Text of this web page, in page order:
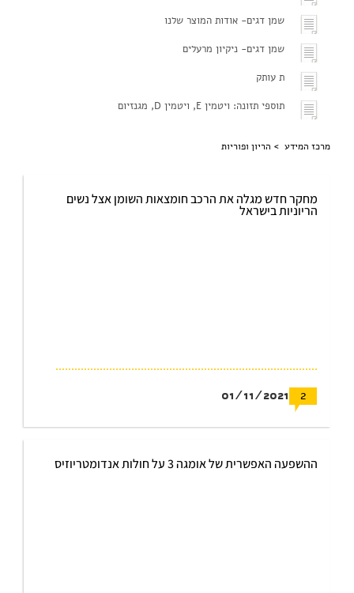
שמן דגים- אודות המוצר שלנו
שמן דגים- ניקיון מרעלים
ת עותק
תוספי תזונה: ויטמין E, ויטמין D, מגנזיום
מרכז המידע > הריון ופוריות
מחקר חדש מגלה את הרכב חומצאות השומן אצל נשים
הריוניות בישראל
2
01/11/2021
ההשפעה האפשרית של אומגה 3 על חולות אנדומטריוזיס